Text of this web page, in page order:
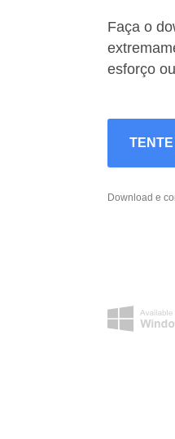
Faça o
esforço
Download e